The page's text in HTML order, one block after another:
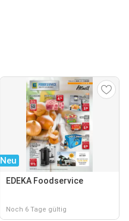
Neu
EDEKA Foodservice
Noch 6 Tage gültig